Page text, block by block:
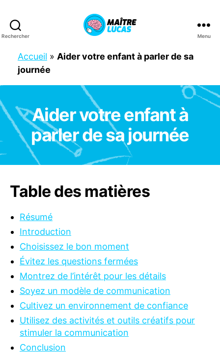
Rechercher
Lucas
Menu
Accueil » Aider votre enfant à parler de sa
journée
Catégories
C
O
N
S
A
T
Aider votre enfant à
parler de sa journée
Table des matières
Résumé
Introduction
Choisissez le bon moment
Évitez les questions fermées
Montrez de l’intérêt pour les détails
Soyez un modèle de communication
Cultivez un environnement de confiance
Utilisez des activités et outils créatifs pour
stimuler la communication
Conclusion